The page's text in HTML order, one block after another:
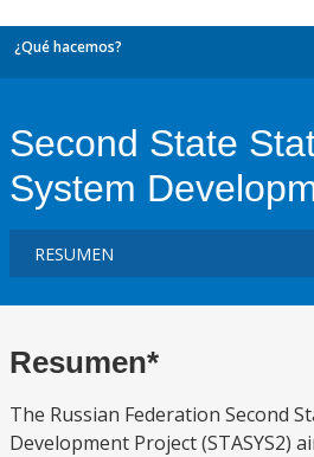
¿Qué hacemos?
Second State
System
Resumen*
The Russian Federation Second
Development Project (STASYS2)